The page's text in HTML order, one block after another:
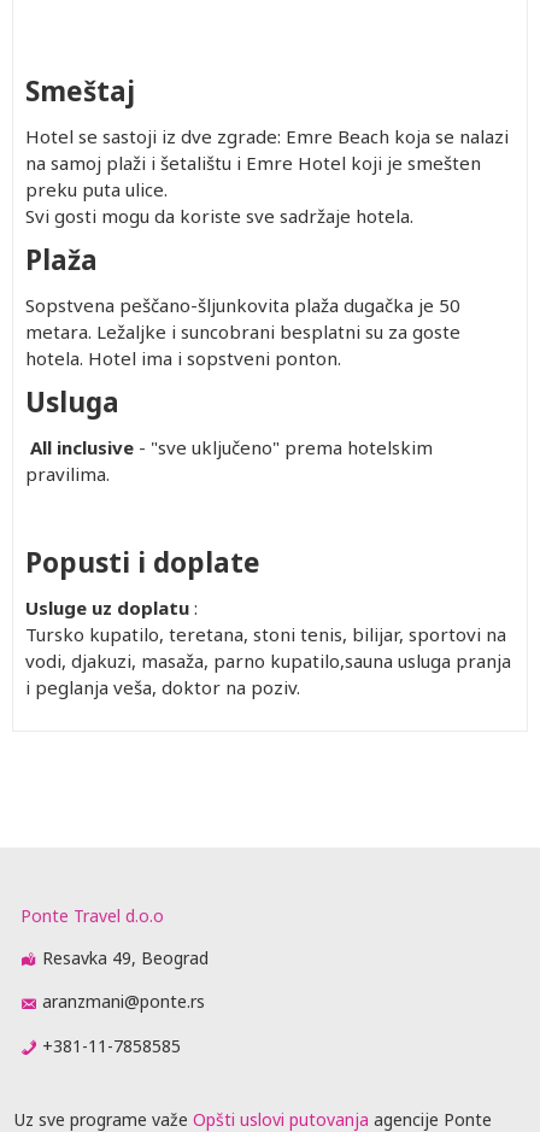
Smeštaj
Hotel se sastoji iz dve zgrade: Emre Beach koja se nalazi
na samoj plaži i šetalištu i Emre Hotel koji je smešten
preku puta ulice.
Svi gosti mogu da koriste sve sadržaje hotela.
Plaža
Sopstvena peščano-šljunkovita plaža dugačka je 50
metara. Ležaljke i suncobrani besplatni su za goste
hotela. Hotel ima i sopstveni ponton.
Usluga
All inclusive - "sve uključeno" prema hotelskim
pravilima.
Popusti i doplate
Usluge uz doplatu :
Tursko kupatilo, teretana, stoni tenis, bilijar, sportovi na
vodi, djakuzi, masaža, parno kupatilo,sauna usluga pranja
i peglanja veša, doktor na poziv.
Ponte Travel d.o.o
Resavka 49, Beograd
aranzmani@ponte.rs
+381-11-7858585
Uz sve programe važe Opšti uslovi putovanja agencije Ponte